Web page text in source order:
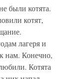
были котята.
котят,
лагеря и
нам. Конечно,
Котята